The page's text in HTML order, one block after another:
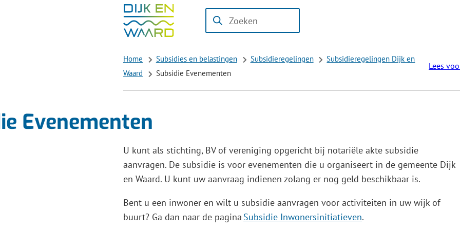
Zoeken
Wanneer
beschikbaar
zijn
pijl
omhoog
en
omlaag
te
Home Subsidies en belastingen Subsidieregelingen
Subsidieregelingen Dijk en
Waard
Subsidie Evenementen
Lees
Evenementen
U kunt als stichting, BV of vereniging opgericht bij notariële akte subsidie
aanvragen. De subsidie is voor evenementen die u organiseert in de gemeente Dijk
en Waard. U kunt uw aanvraag indienen zolang er nog geld beschikbaar is.
Bent u een inwoner en wilt u subsidie aanvragen voor activiteiten in uw wijk of
buurt? Ga dan naar de pagina Subsidie Inwonersinitiatieven.